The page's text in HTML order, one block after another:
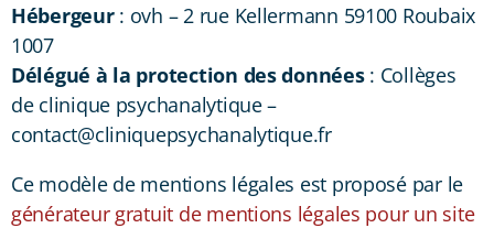
Hébergeur: ovh – 2 rue Kellermann 59100 Roubaix
1007
Délégué à la protection des données: Collèges
de clinique psychanalytique –
contact@cliniquepsychanalytique.fr
Ce modèle de mentions légales est proposé par le
générateur gratuit de mentions légales pour un site